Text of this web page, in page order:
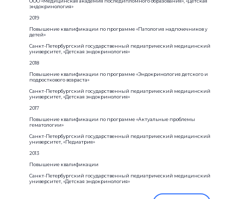
эндокринология»
2019
Повышение квалификации по программе «Патология надпочечников у
детей»
Санкт-Петербургский государственный педиатрический медицинский
университет, «Детская эндокринология»
2018
Повышение квалификации по программе «Эндокринология детского и
подросткового возраста»
Санкт-Петербургский государственный педиатрический медицинский
университет, «Детская эндокринология»
2017
Повышение квалификации по программе «Актуальные проблемы
гематологии»
Санкт-Петербургский государственный педиатрический медицинский
университет, «Педиатрия»
2013
Повышение квалификации
Санкт-Петербургский государственный педиатрический медицинский
университет, «Детская эндокринология»